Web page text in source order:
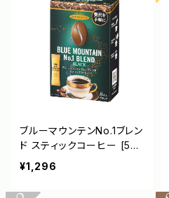
ブルーマウンテンNo.1ブレン
ド スティックコーヒー [502
2]
¥1,296